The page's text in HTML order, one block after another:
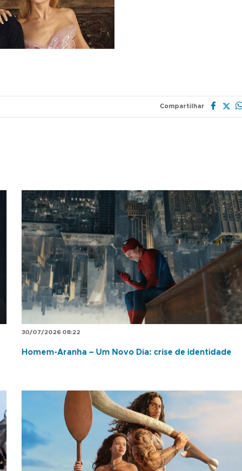
Compartilhar
30/07/2026 08:22
Homem-Aranha – Um Novo Dia: crise de identidade